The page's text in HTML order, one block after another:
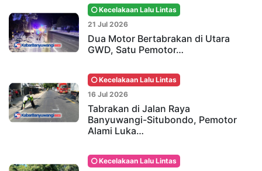
Kecelakaan Lalu Lintas
21 Jul 2026
Dua Motor Bertabrakan di Utara
GWD, Satu Pemotor…
Kecelakaan Lalu Lintas
16 Jul 2026
Tabrakan di Jalan Raya
Banyuwangi-Situbondo, Pemotor
Alami Luka…
Kecelakaan Lalu Lintas